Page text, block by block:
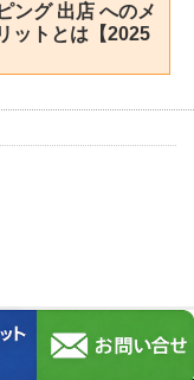
ング 出店 へのメ
ットとは【2025